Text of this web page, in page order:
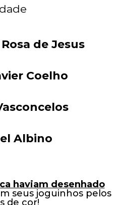
de Jesus
Coelho
Albino
haviam desenhado
seus joguinhos pelos
de cor!